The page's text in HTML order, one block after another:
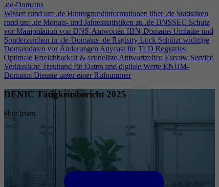
.de-Domains
Wissen rund um .de Hintergrundinformationen über .de Statistiken
rund um .de Monats- und Jahresstatistiken zu .de DNSSEC Schutz
vor Manipulation von DNS-Antworten IDN-Domains Umlaute und
Sonderzeichen in .de-Domains .de Registry Lock Schützt wichtige
Domaindaten vor ÄnderungenAnycast für TLD Registries
Optimale Erreichbarkeit & schnellste Antwortzeiten Escrow Service
Verlässliche Treuhand für Daten und digitale Werte ENUM-
Domains Dienste unter einer Rufnummer
DENIC Tätigkeitsbericht 2025
Hier lesen